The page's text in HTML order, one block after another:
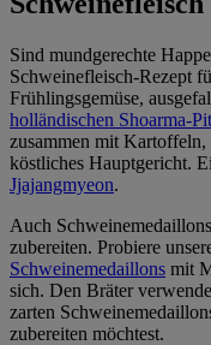
Sind mundgerechte
Schweinefleisch-Rezept
Frühlingsgemüse,
holländischen Shoarma-
zusammen mit Kartoffeln,
köstliches Hauptgericht.
Jjajangmyeon.
Auch
zubereiten. Probiere
Schweinemedaillons mit
sich. Den Bräter
zarten
zubereiten möchtest.